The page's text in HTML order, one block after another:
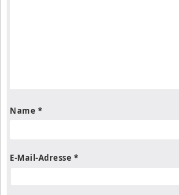
Name *
E-Mail-Adresse *